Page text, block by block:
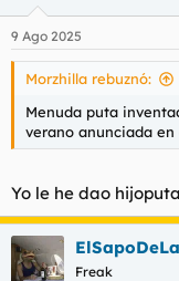
e
s
9 Ago 2025
Morzhilla rebuznó:
Menuda puta
verano anunciada
Yo le he dao
Freak